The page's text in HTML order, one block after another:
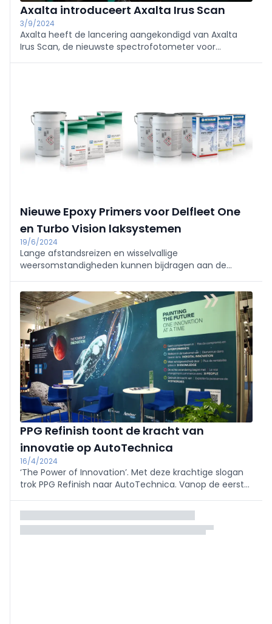
Axalta introduceert Axalta Irus Scan
3/9/2024
Axalta heeft de lancering aangekondigd van Axalta
Irus Scan, de nieuwste spectrofotometer voor
Nieuwe Epoxy Primers voor Delfleet One
en Turbo Vision laksystemen
19/6/2024
Lange afstandsreizen en wisselvallige
weersomstandigheden kunnen bijdragen aan de
Om dit te voorkomen, introduceren PPG en Nexa
Autocolor nieuwe Epoxy Primers die een effectieve
bescherming garanderen.
PPG Refinish toont de kracht van
innovatie op AutoTechnica
16/4/2024
‘The Power of Innovation’. Met deze krachtige slogan
trok PPG Refinish naar AutoTechnica. Vanop de eerste
innovaties en meest succesvolle producten van
PPG Refinish...